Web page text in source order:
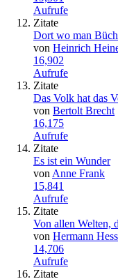
Aufrufe
Zitate
Dort wo man
von Heinrich
16,902
Aufrufe
Zitate
Das Volk hat das
von Bertolt Brecht
16,175
Aufrufe
Zitate
Es ist ein Wunder
von Anne Frank
15,841
Aufrufe
Zitate
Von allen Welten,
von Hermann
14,706
Aufrufe
Zitate